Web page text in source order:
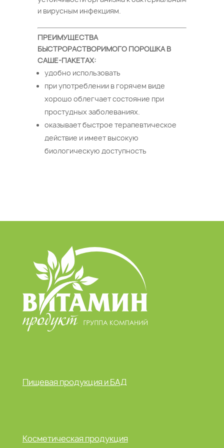
и вирусным инфекциям.
ПРЕИМУЩЕСТВА
БЫСТРОРАСТВОРИМОГО ПОРОШКА В
САШЕ-ПАКЕТАХ:
удобно использовать
при употреблении в горячем виде
хорошо облегчает состояние при
простудных заболеваниях.
оказывает быстрое терапевтическое
действие и имеет высокую
биологическую доступность
Пищевая продукция и БАД
Косметическая продукция